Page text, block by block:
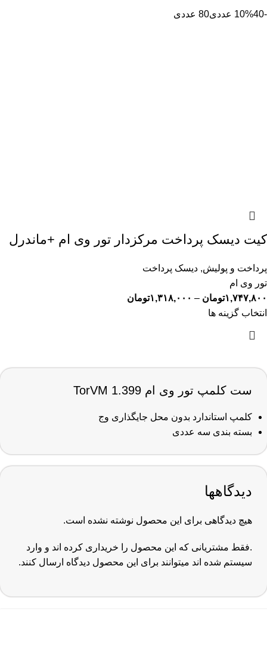
-10%40 عددی 80 عددی
کیت دیسک پرداخت مرکزدار تور وی ام +ماندرل
پرداخت و پولیش, دیسک پرداخت
تور وی ام
۱,۷۴۷,۸۰۰تومان – ۱,۳۱۸,۰۰۰تومان
انتخاب گزینه ها
ست کلمپ تور وی ام 1.399 TorVM
کلمپ استاندارد بدون محل جایگذاری وج
بسته بندی سه عددی
دیدگاهها
هیچ دیدگاهی برای این محصول نوشته نشده است.
.فقط مشتریانی که این محصول را خریداری کرده اند و وارد
سیستم شده اند میتوانند برای این محصول دیدگاه ارسال کنند.